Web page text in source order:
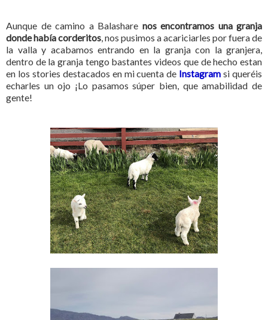
Aunque de camino a Balashare nos encontramos una granja
donde había corderitos, nos pusimos a acariciarles por fuera de
la valla y acabamos entrando en la granja con la granjera,
dentro de la granja tengo bastantes videos que de hecho estan
en los stories destacados en mi cuenta de Instagramsi queréis
echarles un ojo ¡Lo pasamos súper bien, que amabilidad de
gente!